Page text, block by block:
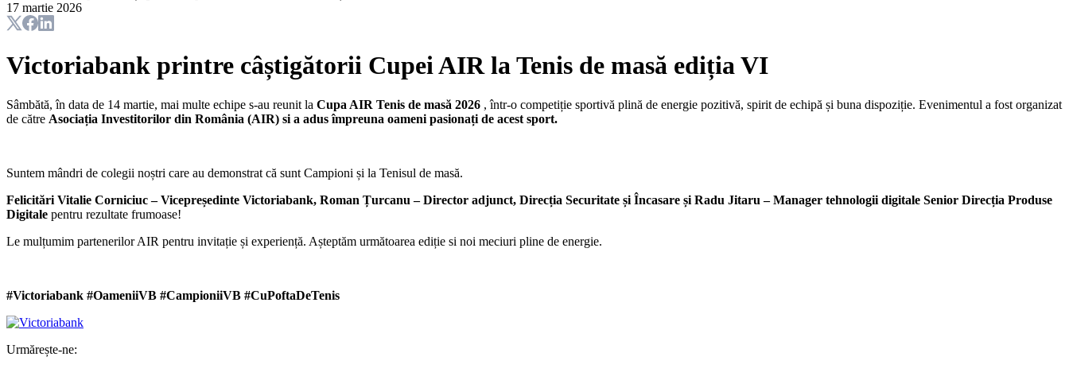
17 martie 2026
Victoriabank printre câștigătorii Cupei AIR la Tenis de masă ediția VI
Sâmbătă, în data de 14 martie, mai multe echipe s-au reunit la Cupa AIR Tenis de masă 2026 , într-o competiție sportivă plină de energie pozitivă, spirit de echipă și buna dispoziție. Evenimentul a fost organizat
de către Asociația Investitorilor din România (AIR) si a adus împreuna oameni pasionați de acest sport.
Suntem mândri de colegii noștri care au demonstrat că sunt Campioni și la Tenisul de masă.
Felicitări Vitalie Corniciuc – Vicepreședinte Victoriabank, Roman Țurcanu – Director adjunct, Direcția Securitate și Încasare și Radu Jitaru – Manager tehnologii digitale Senior Direcția Produse
Digitale pentru rezultate frumoase!
Le mulțumim partenerilor AIR pentru invitație și experiență. Așteptăm următoarea ediție si noi meciuri pline de energie.
#Victoriabank #OameniiVB #CampioniiVB #CuPoftaDeTenis
Urmărește-ne: